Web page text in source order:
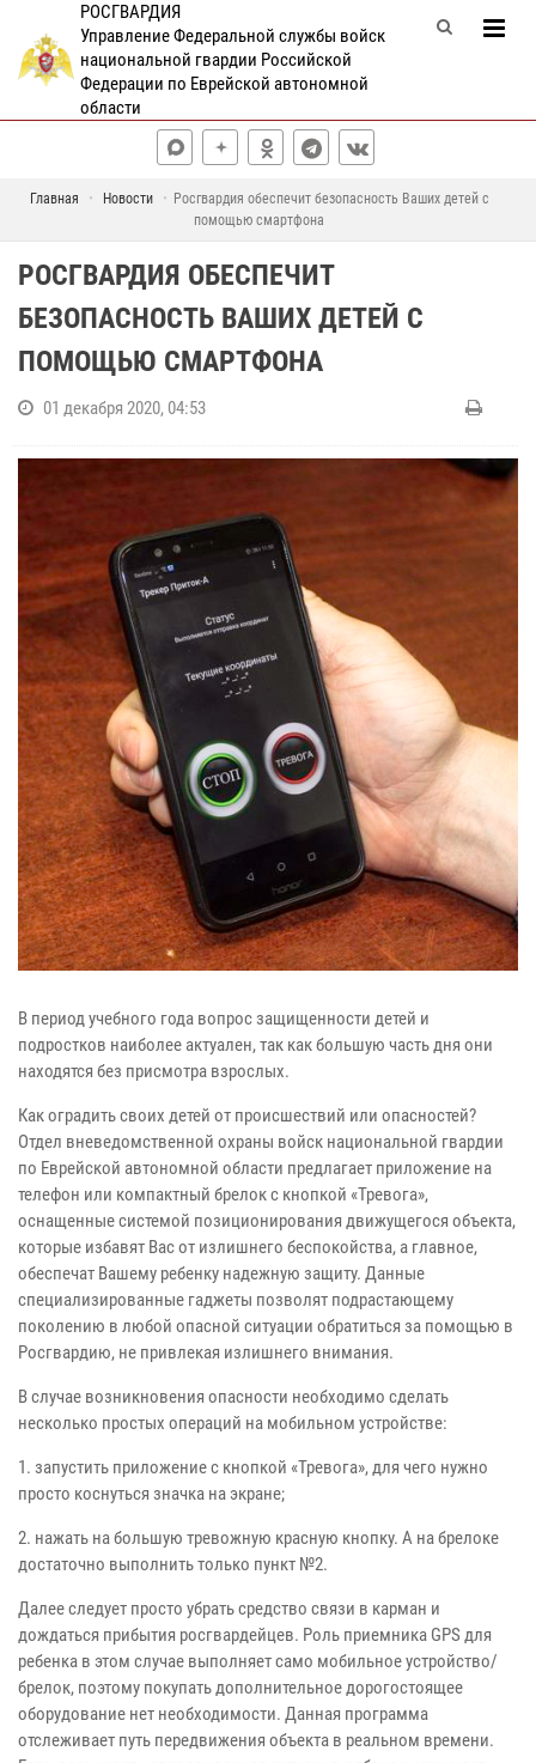
РОСГВАРДИЯ
Управление Федеральной службы войск
национальной гвардии Российской
Федерации по Еврейской автономной
области
Главная Новости
Росгвардия обеспечит безопасность Ваших детей с
помощью смартфона
РОСГВАРДИЯ ОБЕСПЕЧИТ
БЕЗОПАСНОСТЬ ВАШИХ ДЕТЕЙ С
ПОМОЩЬЮ СМАРТФОНА
01 декабря 2020, 04:53
В период учебного года вопрос защищенности детей и
подростков наиболее актуален, так как большую часть дня они
находятся без присмотра взрослых.
Как оградить своих детей от происшествий или опасностей?
Отдел вневедомственной охраны войск национальной гвардии
по Еврейской автономной области предлагает приложение на
телефон или компактный брелок с кнопкой «Тревога»,
оснащенные системой позиционирования движущегося объекта,
которые избавят Вас от излишнего беспокойства, а главное,
обеспечат Вашему ребенку надежную защиту. Данные
специализированные гаджеты позволят подрастающему
поколению в любой опасной ситуации обратиться за помощью в
Росгвардию, не привлекая излишнего внимания.
В случае возникновения опасности необходимо сделать
несколько простых операций на мобильном устройстве:
1. запустить приложение с кнопкой «Тревога», для чего нужно
просто коснуться значка на экране;
2. нажать на большую тревожную красную кнопку. А на брелоке
достаточно выполнить только пункт №2.
Далее следует просто убрать средство связи в карман и
дождаться прибытия росгвардейцев. Роль приемника GPS для
ребенка в этом случае выполняет само мобильное устройство/
брелок, поэтому покупать дополнительное дорогостоящее
оборудование нет необходимости. Данная программа
отслеживает путь передвижения объекта в реальном времени.